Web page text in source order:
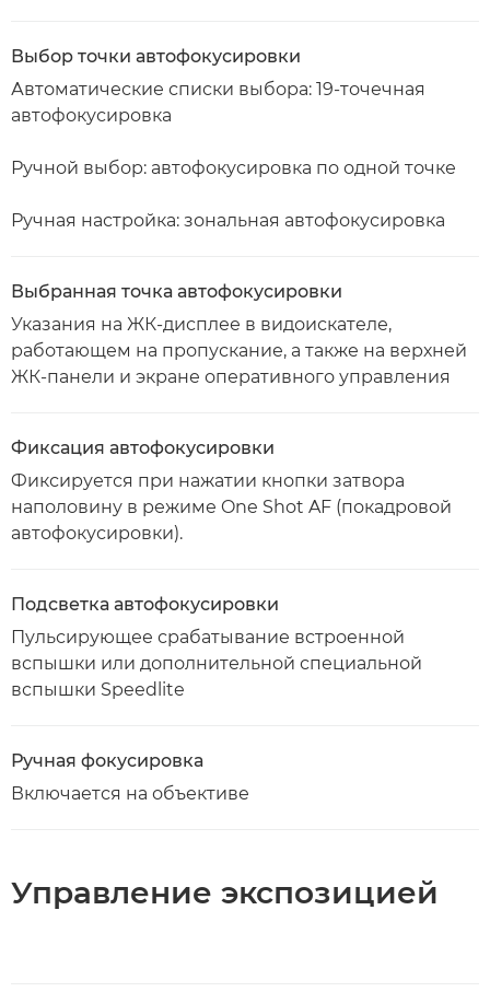
Выбор точки автофокусировки
Автоматические списки выбора: 19-точечная
автофокусировка
Ручной выбор: автофокусировка по одной точке
Ручная настройка: зональная автофокусировка
Выбранная точка автофокусировки
Указания на ЖК-дисплее в видоискателе,
работающем на пропускание, а также на верхней
ЖК-панели и экране оперативного управления
Фиксация автофокусировки
Фиксируется при нажатии кнопки затвора
наполовину в режиме One Shot AF (покадровой
автофокусировки).
Подсветка автофокусировки
Пульсирующее срабатывание встроенной
вспышки или дополнительной специальной
вспышки Speedlite
Ручная фокусировка
Включается на объективе
Управление экспозицией